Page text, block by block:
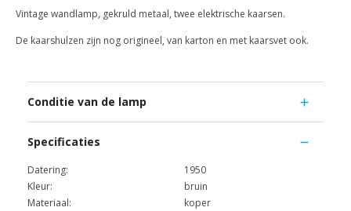
Vintage wandlamp, gekruld metaal, twee elektrische kaarsen.
De kaarshulzen zijn nog origineel, van karton en met kaarsvet ook.
Conditie van de lamp
Specificaties
Datering:
1950
Kleur:
bruin
Materiaal:
koper